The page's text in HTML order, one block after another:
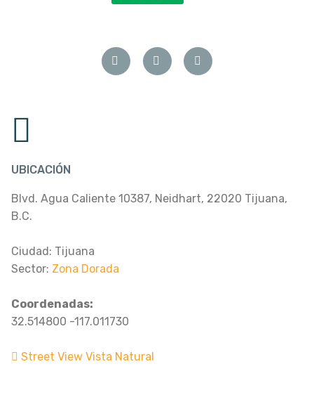
UBICACIÓN
Blvd. Agua Caliente 10387, Neidhart, 22020 Tijuana,
B.C.
Ciudad: Tijuana
Sector: Zona Dorada
Coordenadas:
32.514800 -117.011730
Street View Vista Natural